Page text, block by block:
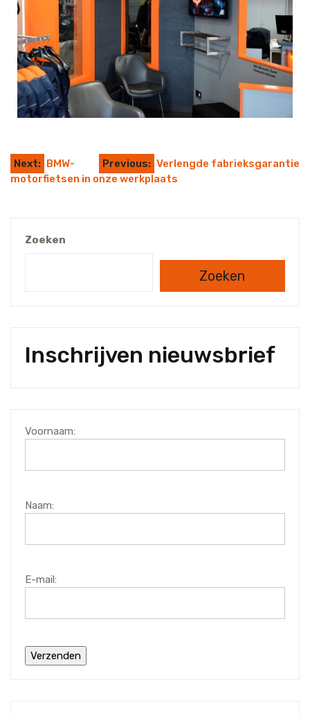
Previous: Verlengde fabrieksgarantie
Next: BMW-
motorfietsen in onze werkplaats
Zoeken
Zoeken
Inschrijven nieuwsbrief
Voornaam:
Naam:
E-mail: